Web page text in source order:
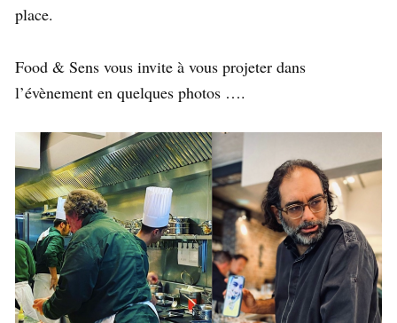
place.
Food & Sens vous invite à vous projeter dans
l’évènement en quelques photos ….